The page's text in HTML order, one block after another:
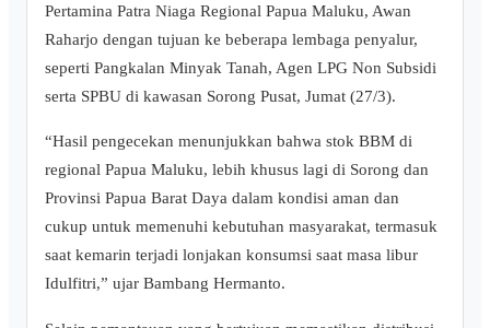
Pertamina Patra Niaga Regional Papua Maluku, Awan
Raharjo dengan tujuan ke beberapa lembaga penyalur,
seperti Pangkalan Minyak Tanah, Agen LPG Non Subsidi
serta SPBU di kawasan Sorong Pusat, Jumat (27/3).
“Hasil pengecekan menunjukkan bahwa stok BBM di
regional Papua Maluku, lebih khusus lagi di Sorong dan
Provinsi Papua Barat Daya dalam kondisi aman dan
cukup untuk memenuhi kebutuhan masyarakat, termasuk
saat kemarin terjadi lonjakan konsumsi saat masa libur
Idulfitri,” ujar Bambang Hermanto.